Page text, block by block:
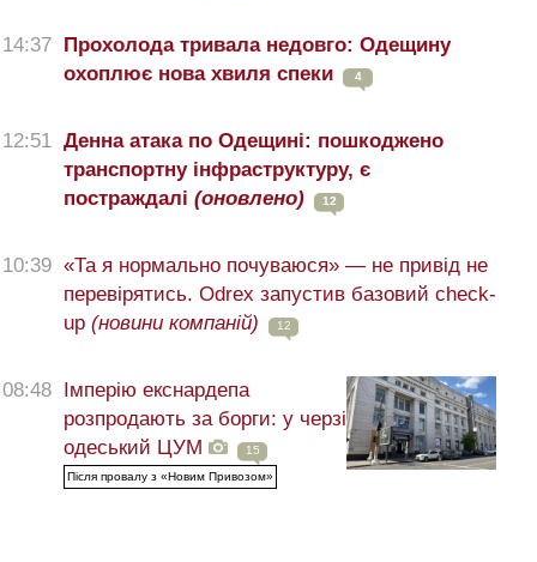
14:37
Прохолода тривала недовго: Одещину
охоплює нова хвиля спеки
4
12:51 Денна атака по Одещині: пошкоджено
транспортну інфраструктуру, є
постраждалі (оновлено) 12
10:39 «Та я нормально почуваюся» — не привід не
перевірятись. Odrex запустив базовий check-
up (новини компаній) 12
08:48
Імперію екснардепа
розпродають за борги: у черзі
одеський ЦУМ
15
Після провалу з «Новим Привозом»